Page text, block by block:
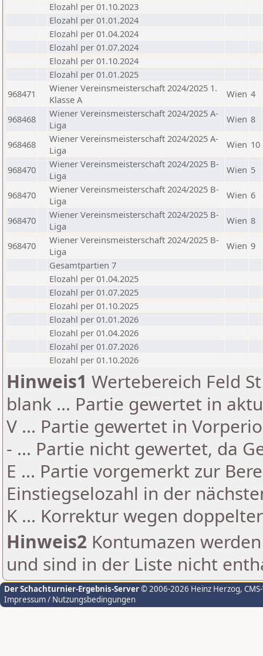
Elozahl per 01.10.2023
Elozahl per 01.01.2024
Elozahl per 01.04.2024
Elozahl per 01.07.2024
Elozahl per 01.10.2024
Elozahl per 01.01.2025
968471
Wiener Vereinsmeisterschaft 2024/2025 1.
Klasse A
Wien 4
968468
Wiener Vereinsmeisterschaft 2024/2025 A-
Liga
Wien 8
968468
Wiener Vereinsmeisterschaft 2024/2025 A-
Liga
Wien 10
968470
Wiener Vereinsmeisterschaft 2024/2025 B-
Liga
Wien 5
968470
Wiener Vereinsmeisterschaft 2024/2025 B-
Liga
Wien 6
968470
Wiener Vereinsmeisterschaft 2024/2025 B-
Liga
Wien 8
968470
Wiener Vereinsmeisterschaft 2024/2025 B-
Liga
Wien 9
Gesamtpartien 7
Elozahl per 01.04.2025
Elozahl per 01.07.2025
Elozahl per 01.10.2025
Elozahl per 01.01.2026
Elozahl per 01.04.2026
Elozahl per 01.07.2026
Elozahl per 01.10.2026
Hinweis1 Wertebereich Feld
blank ... Partie gewertet in
V ... Partie gewertet in
- ... Partie nicht gewertet, da
E ... Partie vorgemerkt zur
Einstiegselozahl in der
K ... Korrektur wegen
Hinweis2 Kontumazen
und sind in der Liste nicht
Der Schachturnier-Ergebnis-Server© 2006-2026 Heinz Herzog,
Impressum / Nutzungsbedingungen